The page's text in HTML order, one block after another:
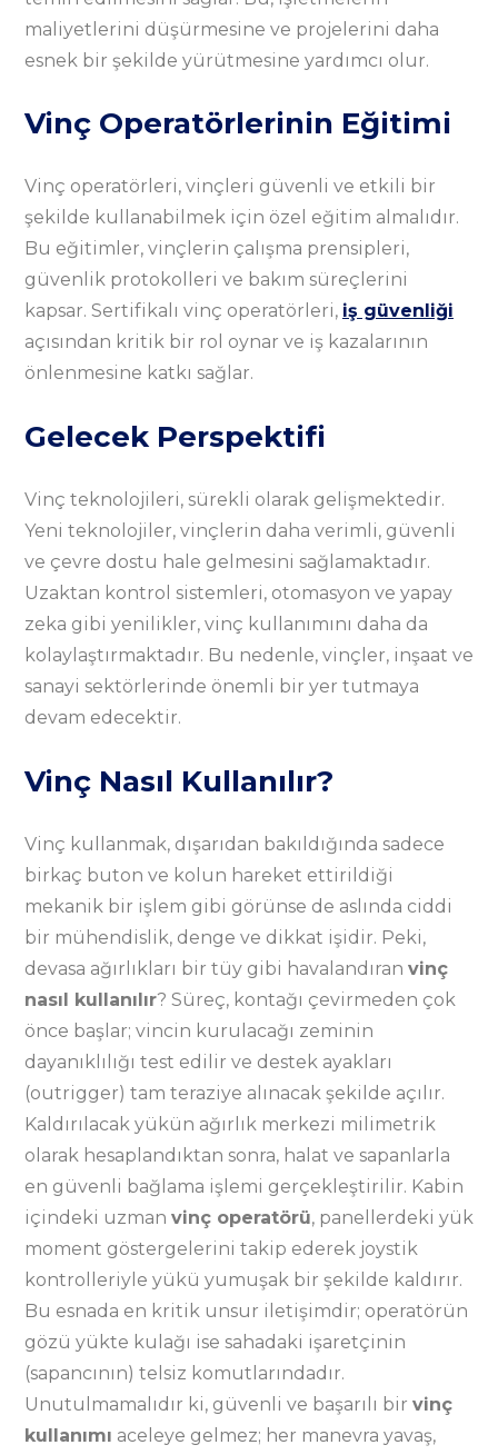
maliyetlerini düşürmesine ve projelerini daha
esnek bir şekilde yürütmesine yardımcı olur.
Vinç Operatörlerinin Eğitimi
Vinç operatörleri, vinçleri güvenli ve etkili bir
şekilde kullanabilmek için özel eğitim almalıdır.
Bu eğitimler, vinçlerin çalışma prensipleri,
güvenlik protokolleri ve bakım süreçlerini
kapsar. Sertifikalı vinç operatörleri, iş güvenliği
açısından kritik bir rol oynar ve iş kazalarının
önlenmesine katkı sağlar.
Gelecek Perspektifi
Vinç teknolojileri, sürekli olarak gelişmektedir.
Yeni teknolojiler, vinçlerin daha verimli, güvenli
ve çevre dostu hale gelmesini sağlamaktadır.
Uzaktan kontrol sistemleri, otomasyon ve yapay
zeka gibi yenilikler, vinç kullanımını daha da
kolaylaştırmaktadır. Bu nedenle, vinçler, inşaat ve
sanayi sektörlerinde önemli bir yer tutmaya
devam edecektir.
Vinç Nasıl Kullanılır?
Vinç kullanmak, dışarıdan bakıldığında sadece
birkaç buton ve kolun hareket ettirildiği
mekanik bir işlem gibi görünse de aslında ciddi
bir mühendislik, denge ve dikkat işidir. Peki,
devasa ağırlıkları bir tüy gibi havalandıran vinç
nasıl kullanılır? Süreç, kontağı çevirmeden çok
önce başlar; vincin kurulacağı zeminin
dayanıklılığı test edilir ve destek ayakları
(outrigger) tam teraziye alınacak şekilde açılır.
Kaldırılacak yükün ağırlık merkezi milimetrik
olarak hesaplandıktan sonra, halat ve sapanlarla
en güvenli bağlama işlemi gerçekleştirilir. Kabin
içindeki uzman vinç operatörü, panellerdeki yük
moment göstergelerini takip ederek joystik
kontrolleriyle yükü yumuşak bir şekilde kaldırır.
Bu esnada en kritik unsur iletişimdir; operatörün
gözü yükte kulağı ise sahadaki işaretçinin
(sapancının) telsiz komutlarındadır.
Unutulmamalıdır ki, güvenli ve başarılı bir vinç
kullanımı aceleye gelmez; her manevra yavaş,